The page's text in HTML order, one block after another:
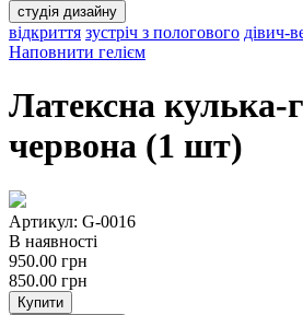
студія дизайну
відкриття зустріч з пологового дівич-
Наповнити гелієм
Латексна кулька-
червона (1 шт)
Артикул: G-0016
В наявності
950.00 грн
850.00 грн
Купити